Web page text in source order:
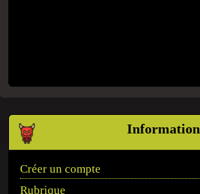
Information
Créer un compte
Rubrique